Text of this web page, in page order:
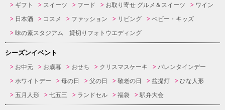
ギフト スイーツ フード お取り寄せ グルメ＆スイーツ
ワイン
日本酒
コスメ ファッション リビング
ベビー・キッズ
味の素スタジアム 貸切りフォトウエディング
シーズンイベント
お中元 お歳暮 おせち クリスマスケーキ
バレンタインデー
ホワイトデー
母の日 父の日 敬老の日 盆提灯
ひな人形
五月人形
七五三 ランドセル 福袋 駅弁大会